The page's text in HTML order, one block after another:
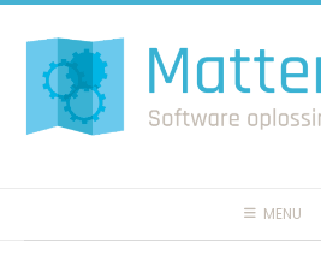
naar
inhoud
MENU